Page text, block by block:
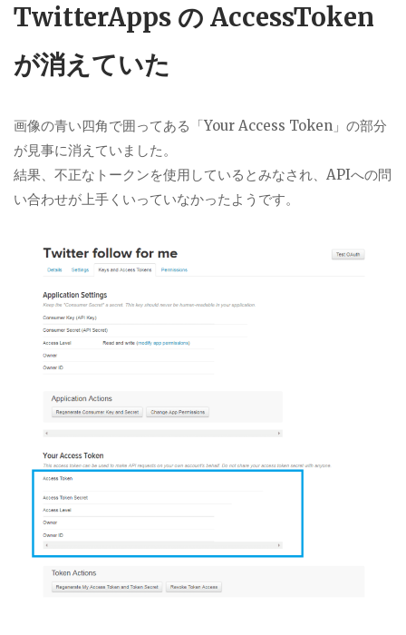
TwitterApps の AccessToken
が消えていた
画像の青い四角で囲ってある「Your Access Token」の部分
が見事に消えていました。
結果、不正なトークンを使用しているとみなされ、APIへの問
い合わせが上手くいっていなかったようです。